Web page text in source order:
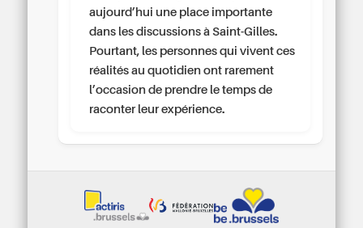
aujourd’hui une place importante
dans les discussions à Saint-Gilles.
Pourtant, les personnes qui vivent ces
réalités au quotidien ont rarement
l’occasion de prendre le temps de
raconter leur expérience.